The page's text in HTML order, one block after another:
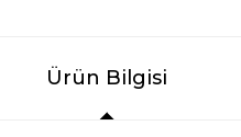
Ürün Bilgisi